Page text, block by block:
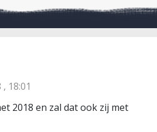
18:01
2018 en zal dat ook zij met